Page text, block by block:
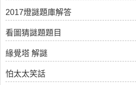
2017燈謎題庫解答
看圖猜謎題題目
緣覺塔 解謎
怕太太笑話